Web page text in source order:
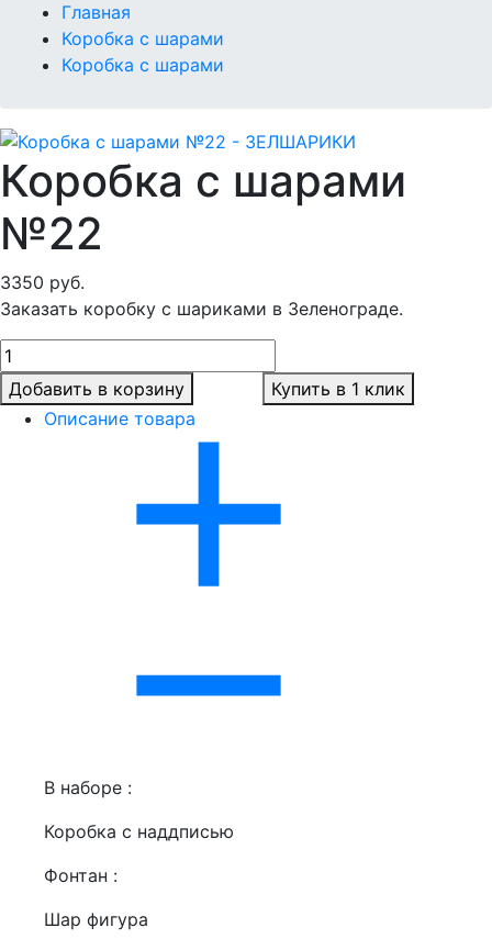
Главная
Коробка с шарами
Коробка с шарами
Коробка с шарами
№22
3350 руб.
Заказать коробку с шариками в Зеленограде.
Добавить в корзину
Купить в 1 клик
Описание товара
В наборе :
Коробка с наддписью
Фонтан :
Шар фигура